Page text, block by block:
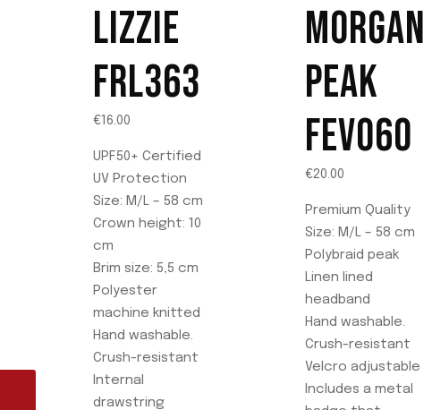
Las
opciones
pueden
elegir
en
producto
se
pueden
en
la
página
producto
LIZZIE
FRL363
€16.00
UPF50+ Certified
UV Protection
Size: M/L – 58 cm
Crown height: 10
cm
Brim size: 5,5 cm
Polyester
machine knitted
Hand washable.
Crush-resistant
Internal
drawstring
MORGAN
PEAK
FEV060
€20.00
Premium Quality
Size: M/L – 58 cm
Polybraid peak
Linen lined
headband
Hand washable.
Crush-resistant
Velcro adjustable
Includes a metal